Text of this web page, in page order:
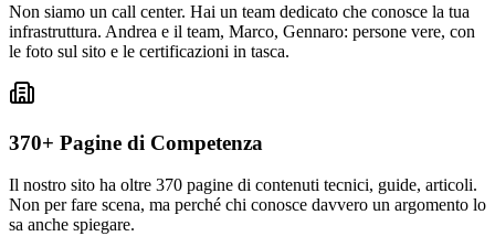
Non siamo un call center. Hai un team dedicato che conosce la tua
infrastruttura. Andrea e il team, Marco, Gennaro: persone vere, con
le foto sul sito e le certificazioni in tasca.
370+ Pagine di Competenza
Il nostro sito ha oltre 370 pagine di contenuti tecnici, guide, articoli.
Non per fare scena, ma perché chi conosce davvero un argomento lo
sa anche spiegare.